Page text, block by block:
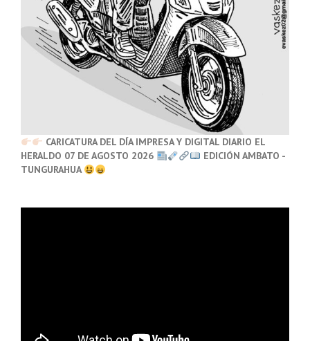
CARICATURA DEL DÍA IMPRESA Y DIGITAL DIARIO EL
HERALDO 07 DE AGOSTO 2026
EDICIÓN AMBATO -
TUNGURAHUA